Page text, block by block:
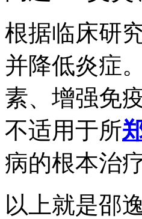
根据临床研
并降低炎症
素、增强免
不适用于所
病的根本治
以上就是邵